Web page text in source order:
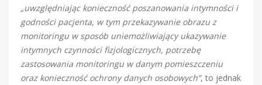
„uwzględniając konieczność poszanowania intymności i
godności pacjenta, w tym przekazywanie obrazu z
monitoringu w sposób uniemożliwiający ukazywanie
intymnych czynności fizjologicznych, potrzebę
zastosowania monitoringu w danym pomieszczeniu
oraz konieczność ochrony danych osobowych”, to jednak